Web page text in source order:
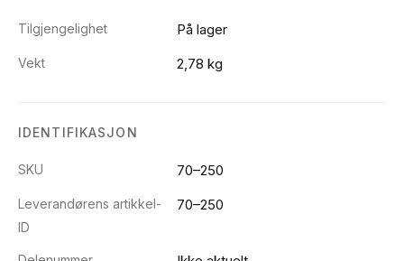
Tilgjengelighet På lager
Vekt 2,78 kg
IDENTIFIKASJON
SKU 70–250
Leverandørens artikkel-
ID
70–250